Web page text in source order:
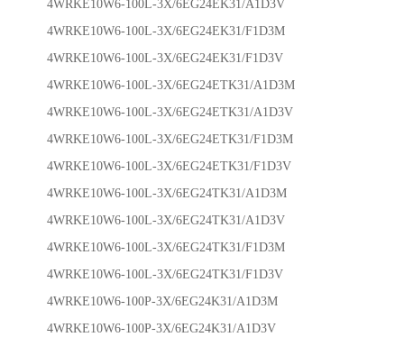
4WRKE10W6-100L-3X/6EG24EK31/A1D3V
4WRKE10W6-100L-3X/6EG24EK31/F1D3M
4WRKE10W6-100L-3X/6EG24EK31/F1D3V
4WRKE10W6-100L-3X/6EG24ETK31/A1D3M
4WRKE10W6-100L-3X/6EG24ETK31/A1D3V
4WRKE10W6-100L-3X/6EG24ETK31/F1D3M
4WRKE10W6-100L-3X/6EG24ETK31/F1D3V
4WRKE10W6-100L-3X/6EG24TK31/A1D3M
4WRKE10W6-100L-3X/6EG24TK31/A1D3V
4WRKE10W6-100L-3X/6EG24TK31/F1D3M
4WRKE10W6-100L-3X/6EG24TK31/F1D3V
4WRKE10W6-100P-3X/6EG24K31/A1D3M
4WRKE10W6-100P-3X/6EG24K31/A1D3V